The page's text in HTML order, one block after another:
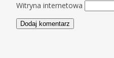
Witryna internetowa